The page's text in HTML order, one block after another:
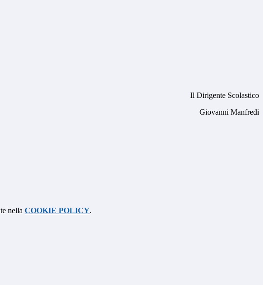
Il Dirigente Scolastico
Giovanni Manfredi
nella COOKIE POLICY.